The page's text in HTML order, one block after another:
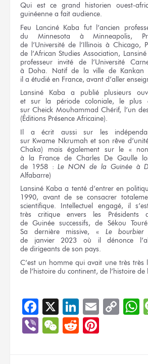
Qui est ce grand historien ouest-
guinéenne a fait audience.
Feu Lanciné Kaba fut l’ancien
du Minnesota
à Minneapolis,
de l’Université de l’Illinois à Chicago,
de l’African Studies Association,
professeur invité de l’Université
à Doha. Natifde la ville de Kankan
il a étudié en France, avant d’aller
Lansiné Kaba
a publiéplusieurs
et sur la périodecoloniale, le plus
sur Cheick Mouhammad Chérif, l’un
(Éditions Présence Africaine).
Il a écrit aussisur les
sur Kwame Nkrumah et son rêve
Chaka) mais également sur le «
à la France de Charles De Gaulle
de 1958 : Le NON de la Guinée à
Alfabarre)
Lansiné Kaba a tentéd’entreren
1990, avant de se consacrer
scientifique. Intellectuel engagé, il
très critique envers les Présidents
de Guinée successifs,de Sékou Touré
Sa dernièremissive, « Le bourbier
de janvier 2023
où il dénonce
de dirigeants de son pays.
C’est un homme qui avait une très très
de l’histoire du continent, de l’histoire de
Facebook
X LinkedIn
Email
ViberWeChat
Reddit